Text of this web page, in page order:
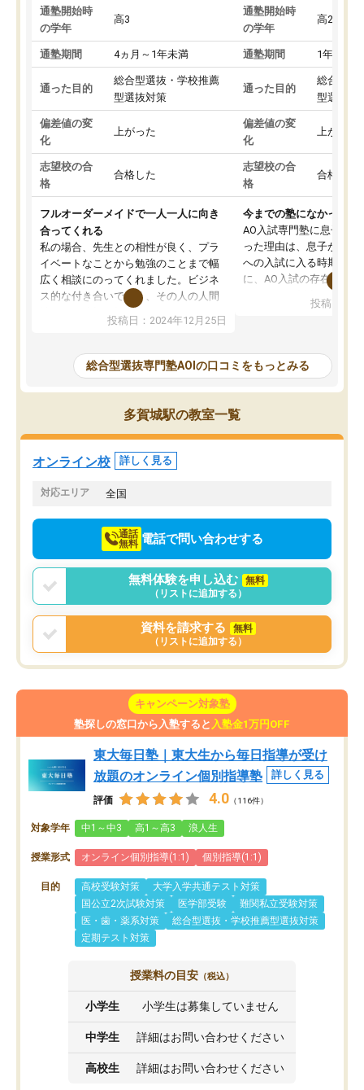
通塾開始時
の学年
高3
通塾期間 4ヵ月～1年未満
通った目的
総合型選抜・学校推薦
型選抜対策
偏差値の変
化
上がった
志望校の合
格
合格した
フルオーダーメイドで一人一人に向き
合ってくれる
私の場合、先生との相性が良く、プラ
イベートなことから勉強のことまで幅
広く相談にのってくれました。ビジネ
ス的な付き合いでなく、その人の人間
性までを適切に把握し、むきあってい
るなぁと強く感じることできました。
と相談すると、他の先生も紹介してく
ださり、客観的なアドバイスもいただ
くことができました（志望理由・自己
PR等の添削において）。そして、なに
より自習室が解放されている点がよか
ったです。友達と好きな時間に自習
し、お互いを高めあえる環境がありま
投稿日：2024年12月25日
通塾開始時
の学年
高2
通塾期間 1年以上
通った目的
総合型選
型選抜対
偏差値の変
化
上がった
志望校の合
格
合格した
今までの塾になかった
AO入試専門塾に息子を
った理由は、息子が高校
への入試に入る時期に差
に、AO入試の存在を息
たことから、AOIに入塾
で、AO入試を改めて知
それに対しての具体的な
ことでした。更に子供の
けてらっしゃいますので
投稿日：
総合型選抜専門塾AOIの口コミをもっとみる
多賀城駅の教室一覧
オンライン校 詳しく見る
対応エリア 全国
通話
無料 電話で問い合わせする
無料体験を申し込む
無料
（リストに追加する）
資料を請求する
無料
（リストに追加する）
キャンペーン対象塾
塾探しの窓口から入塾すると 入塾金1万円OFF
東大毎日塾｜東大生から毎日指導が受け
放題のオンライン個別指導塾
詳しく見る
評価 4.0 （116件）
対象学年 中1～中3 高1～高3 浪人生
授業形式 オンライン個別指導(1:1) 個別指導(1:1)
目的 高校受験対策
大学入学共通テスト対策
国公立2次試験対策
医学部受験
難関私立受験対策
医・歯・薬系対策
総合型選抜・学校推薦型選抜対策
定期テスト対策
授業料の目安 （税込）
小学生 小学生は募集していません
中学生 詳細はお問い合わせください
高校生 詳細はお問い合わせください